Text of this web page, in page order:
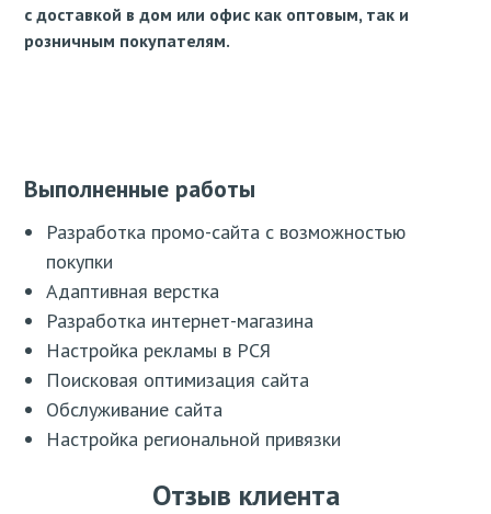
с доставкой в дом или офис как оптовым, так и
розничным покупателям.
Выполненные работы
Разработка промо-сайта с возможностью
покупки
Адаптивная верстка
Разработка интернет-магазина
Настройка рекламы в РСЯ
Поисковая оптимизация сайта
Обслуживание сайта
Настройка региональной привязки
Отзыв клиента